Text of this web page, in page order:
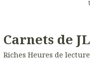
Carnets de
Riches Heures de